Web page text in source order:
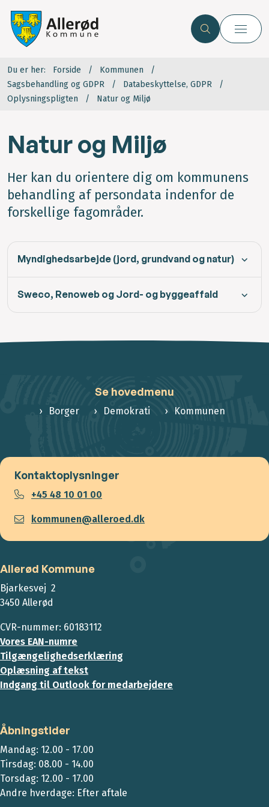
Du er her: Forside
Kommunen
Sagsbehandling og GDPR
Databeskyttelse, GDPR
Oplysningspligten
Natur og Miljø
Natur og Miljø
Her kan du orientere dig om kommunens
behandling af persondata indenfor de
forskellige fagområder.
Myndighedsarbejde (jord, grundvand og natur)
Sweco, Renoweb og Jord- og byggeaffald
Se hovedmenu
Borger Demokrati Kommunen
Kontaktoplysninger
+45 48 10 01 00
kommunen@alleroed.dk
Allerød Kommune
Bjarkesvej 2
3450 Allerød
CVR-nummer: 60183112
Vores EAN-numre
Tilgængelighedserklæring
Oplæsning af tekst
Indgang til Outlook for medarbejdere
Åbningstider
Mandag: 12.00 - 17.00
Tirsdag: 08.00 - 14.00
Torsdag: 12.00 - 17.00
Andre hverdage: Efter aftale